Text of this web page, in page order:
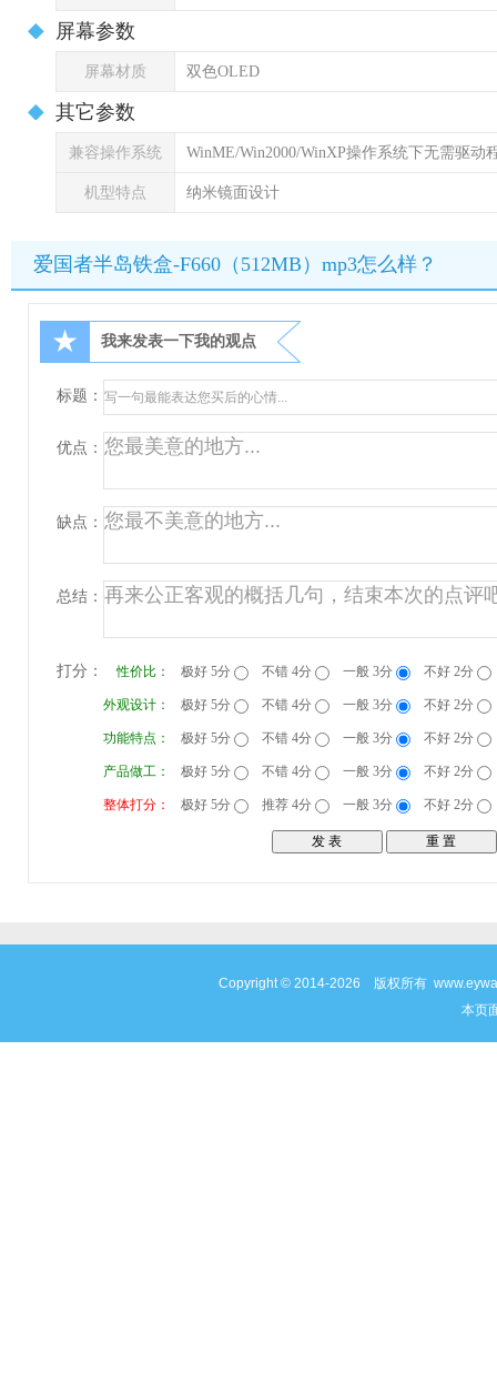
屏幕参数
屏幕材质 双色OLED
其它参数
兼容操作系统 WinME/Win2000/WinXP操作系统下无需驱动
机型特点 纳米镜面设计
爱国者半岛铁盒-F660（512MB）mp3怎么样？
★ 我来发表一下我的观点
标题：
优点：
缺点：
总结：
打分： 性价比： 极好 5分 不错 4分 一般 3分 不好 2分
外观设计： 极好 5分 不错 4分 一般 3分 不好 2分
功能特点： 极好 5分 不错 4分 一般 3分 不好 2分
产品做工： 极好 5分 不错 4分 一般 3分 不好 2分
整体打分： 极好 5分 推荐 4分 一般 3分 不好 2分
Copyright © 2014-2026 版权所有
本页